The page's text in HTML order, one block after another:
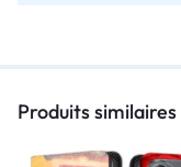
Produits similaires